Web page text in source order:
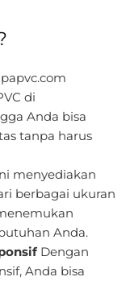
di
Anda bisa
tanpa harus
menyediakan
berbagai ukuran
Anda.
Dengan
Anda bisa